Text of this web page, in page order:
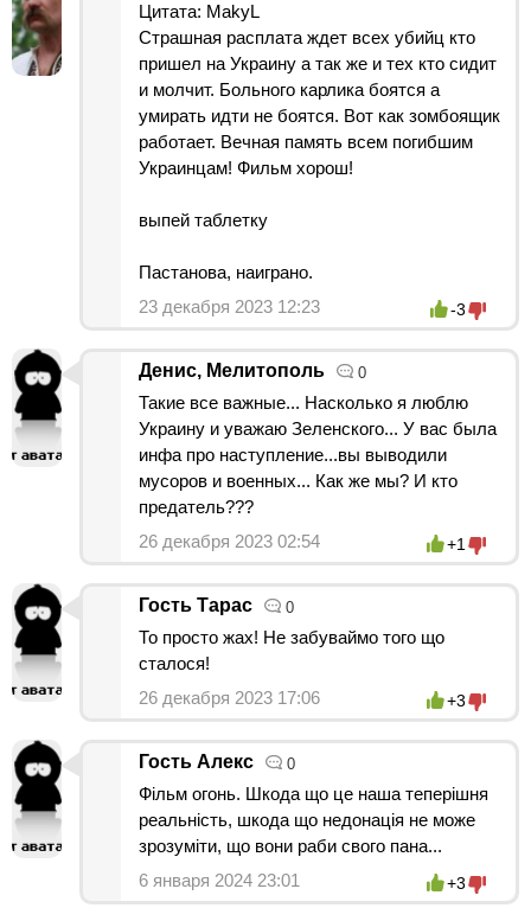
Цитата: MakyL
Страшная расплата ждет всех убийц кто
пришел на Украину а так же и тех кто сидит
и молчит. Больного карлика боятся а
умирать идти не боятся. Вот как зомбоящик
работает. Вечная память всем погибшим
Украинцам! Фильм хорош!
выпей таблетку
Пастанова, наиграно.
23 декабря 2023 12:23
-3
Денис, Мелитополь 0
Такие все важные... Насколько я люблю
Украину и уважаю Зеленского... У вас была
инфа про наступление...вы выводили
мусоров и военных... Как же мы? И кто
предатель???
26 декабря 2023 02:54
+1
Гость Тарас 0
То просто жах! Не забуваймо того що
сталося!
26 декабря 2023 17:06
+3
Гость Алекс 0
Фільм огонь. Шкода що це наша теперішня
реальність, шкода що недонація не може
зрозуміти, що вони раби свого пана...
6 января 2024 23:01
+3